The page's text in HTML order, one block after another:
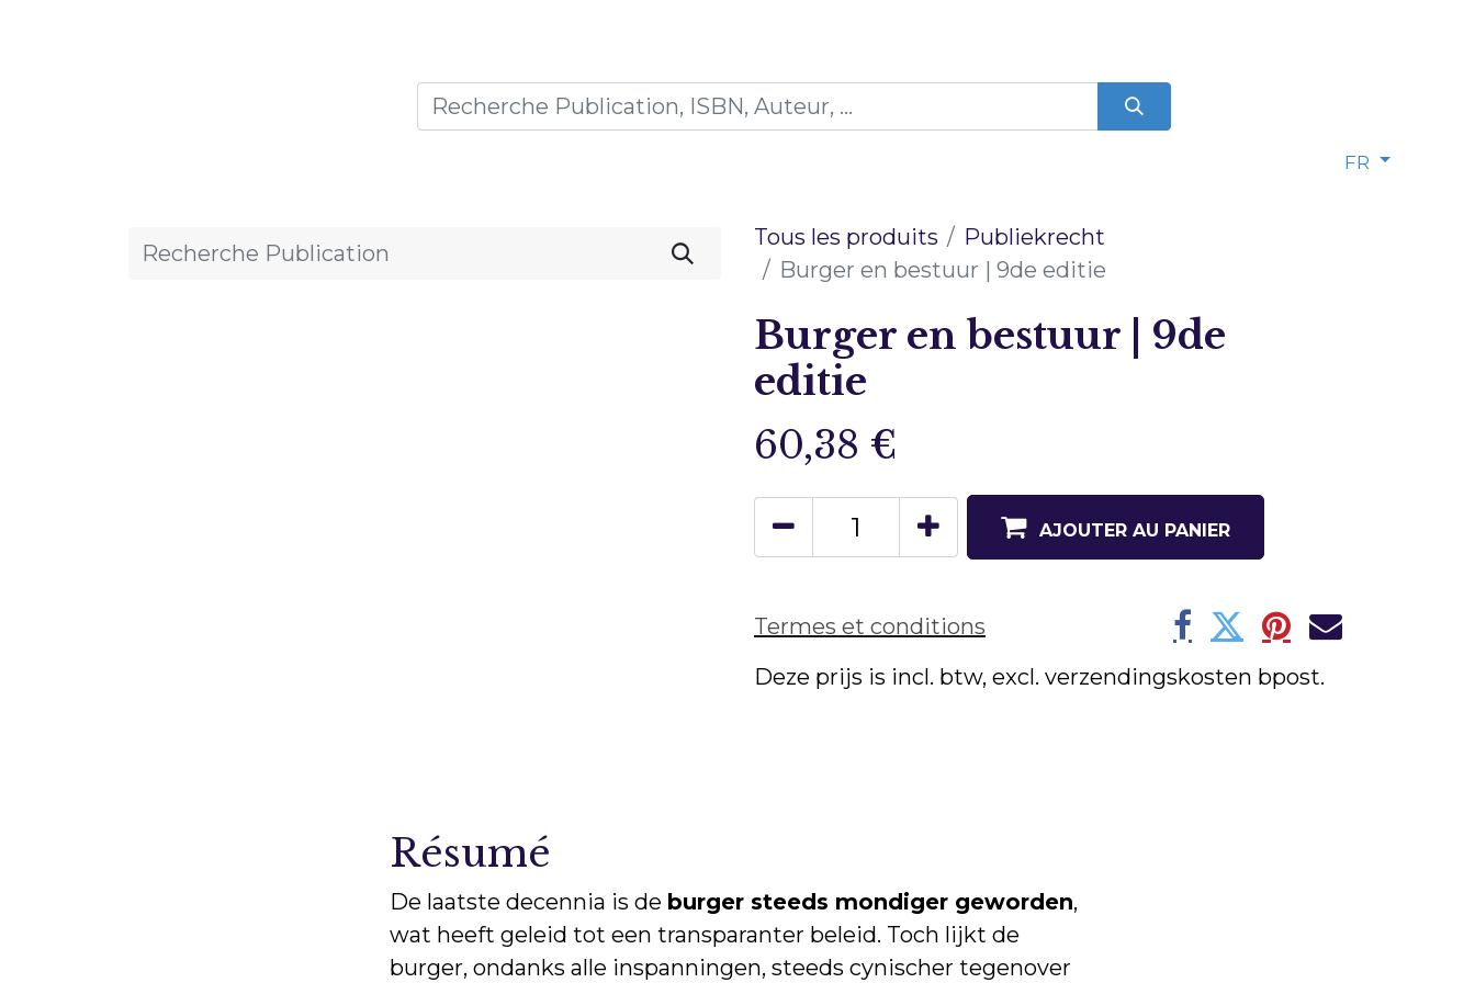
FR
Tous les produits
Publiekrecht
Burger en bestuur | 9de editie
Burger en bestuur | 9de
editie
60,38 €
AJOUTER AU PANIER
Termes et conditions
Deze prijs is incl. btw, excl. verzendingskosten bpost.
Résumé
De laatste decennia is de burger steeds mondiger geworden,
wat heeft geleid tot een transparanter beleid. Toch lijkt de
burger, ondanks alle inspanningen, steeds cynischer tegenover